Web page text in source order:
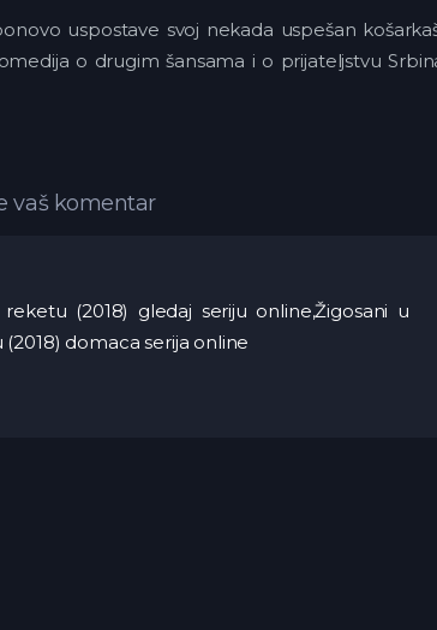
uspostave svoj nekada uspešan
o drugim šansama i o prijateljstvu
vaš komentar
(2018) gledaj seriju online,Žigosani u
domaca serija online